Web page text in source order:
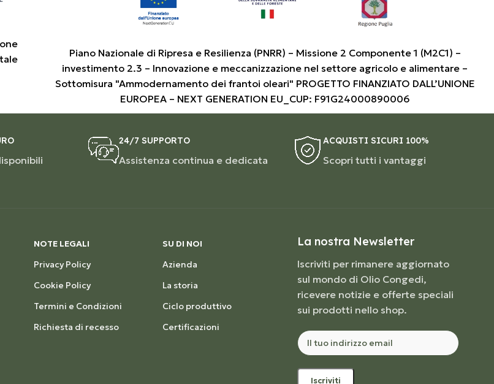
Piano Nazionale di Ripresa e Resilienza (PNRR) – Missione 2 Componente 1 (M2C1) –
investimento 2.3 – Innovazione e meccanizzazione nel settore agricolo e alimentare –
Sottomisura "Ammodernamento dei frantoi oleari" PROGETTO FINANZIATO DALL’UNIONE
EUROPEA – NEXT GENERATION EU_CUP: F91G24000890006
24/7 SUPPORTO
Assistenza continua e dedicata
ACQUISTI SICURI 100%
Scopri tutti i vantaggi
NOTE LEGALI
Privacy Policy
Cookie Policy
Termini e Condizioni
Richiesta di recesso
SU DI NOI
Azienda
La storia
Ciclo produttivo
Certificazioni
La nostra Newsletter
Iscriviti per rimanere aggiornato
sul mondo di Olio Congedi,
ricevere notizie e offerte speciali
sui prodotti nello shop.